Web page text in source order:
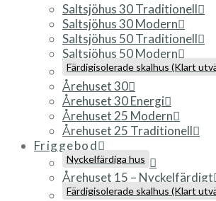
Saltsjöhus 30 Traditionell
Saltsjöhus 30 Modern
Saltsjöhus 50 Traditionell
Saltsjöhus 50 Modern
Färdigisolerade skalhus (Klart
Årehuset 30
Årehuset 30 Energi
Årehuset 25 Modern
Årehuset 25 Traditionell
Friggebod
Nyckelfärdiga hus
Årehuset 15 – Nyckelfärdigt
Färdigisolerade skalhus (Klart